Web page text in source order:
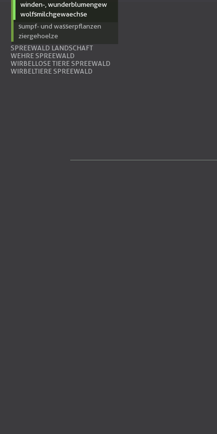
winden-, wunderblumengew
wolfsmilchgewaechse
sumpf- und wasserpflanzen
ziergehoelze
SPREEWALD LANDSCHAFT
WEHRE SPREEWALD
WIRBELLOSE TIERE SPREEWALD
WIRBELTIERE SPREEWALD